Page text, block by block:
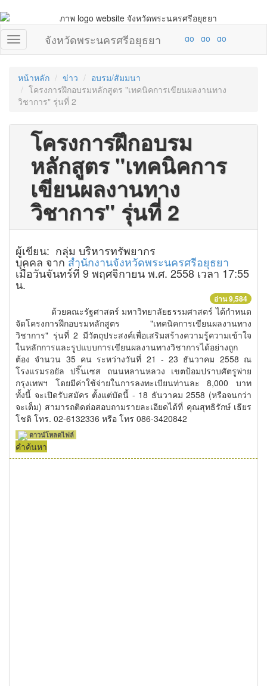
จังหวัดพระนครศรีอยุธยา
หน้าหลัก ข่าว
อบรม/สัมมนา
โครงการฝึกอบรมหลักสูตร "เทคนิคการเขียนผลงานทาง
วิชาการ" รุ่นที่ 2
โครงการฝึกอบรม
หลักสูตร "เทคนิคการ
เขียนผลงานทาง
วิชาการ" รุ่นที่ 2
ผู้เขียน: กลุ่ม บริหารทรัพยากร
บุคคล จากสำนักงานจังหวัดพระนครศรีอยุธยา
เมื่อวันจันทร์ที่ 9 พฤศจิกายน พ.ศ. 2558 เวลา 17:55
น.
อ่าน 9,584
ด้วยคณะรัฐศาสตร์ มหาวิทยาลัยธรรมศาสตร์ ได้กำหนด
จัดโครงการฝึกอบรมหลักสูตร "เทคนิคการเขียนผลงานทาง
วิชาการ" รุ่นที่ 2 มีวัตถุประสงค์เพื่อเสริมสร้างความรู้ความเข้าใจ
ในหลักการและรูปแบบการเขียนผลงานทางวิชาการได้อย่างถูก
ต้อง จำนวน 35 คน ระหว่างวันที่ 21 - 23 ธันวาคม 2558 ณ
โรงแรมรอยัล ปริ๊นเซส ถนนหลานหลวง เขตป้อมปราบศัตรูพ่าย
กรุงเทพฯ โดยมีค่าใช้จ่ายในการลงทะเบียนท่านละ 8,000 บาท
ทั้งนี้ จะเปิดรับสมัคร ตั้งแต่บัดนี้ - 18 ธันวาคม 2558 (หรือจนกว่า
จะเต็ม) สามารถติดต่อสอบถามรายละเอียดได้ที่ คุณสุทธิรักษ์ เธียร
โชติ โทร. 02-6132336 หรือ โทร 086-3420842
ดาวน์โหลดไฟล์
คำค้นหา